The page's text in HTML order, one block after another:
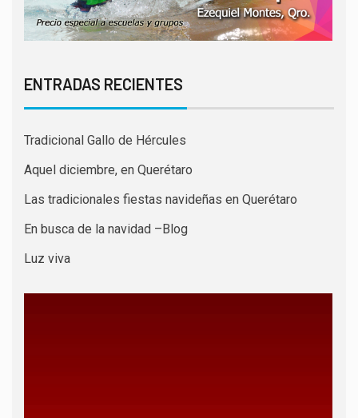
ENTRADAS RECIENTES
Tradicional Gallo de Hércules
Aquel diciembre, en Querétaro
Las tradicionales fiestas navideñas en Querétaro
En busca de la navidad –Blog
Luz viva